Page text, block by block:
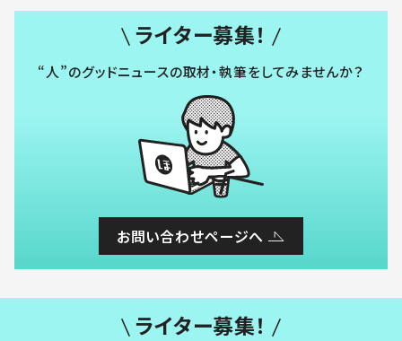
ライター募集！
“人”のグッドニュースの取材・執筆をしてみませんか？
お問い合わせページへ
ライター募集！